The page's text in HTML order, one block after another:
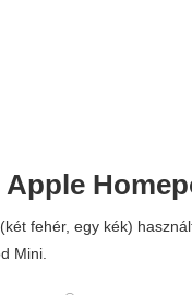
Apple
fehér, egy kék)
Mini.